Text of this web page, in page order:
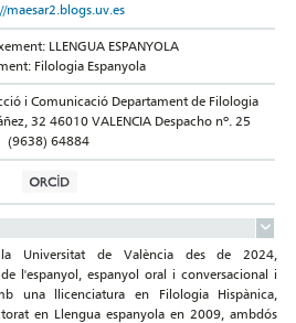
maesar2.blogs.uv.es
LLENGUA ESPANYOLA
Filologia Espanyola
i Comunicació Departament de Filologia
32 46010 VALENCIA Despacho nº. 25
(9638) 64884
Universitat de València des de 2024,
l'espanyol, espanyol oral i conversacional i
una llicenciatura en Filologia Hispànica,
en Llengua espanyola en 2009, ambdós